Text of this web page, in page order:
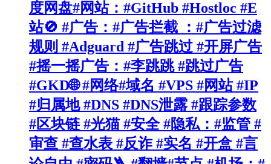
度网盘#网站：#GitHub #Hostloc #E
站🚫 #广告：#广告拦截 ：#广告过滤
规则 #Adguard #广告跳过 #开屏广告
#摇一摇广告：#李跳跳 #跳过广告
#GKD🌐 #网络#域名 #VPS #网站 #IP
#归属地 #DNS #DNS泄露 #跟踪参数
#区块链 #光猫 #安全 #隐私：#监管 #
审查 #查水表 #反诈 #实名 #开盒 #言